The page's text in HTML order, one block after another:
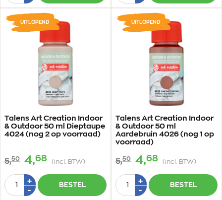
1
1
Talens Art Creation Indoor
& Outdoor 50 ml Dieptaupe
4024 (nog 2 op voorraad)
5,50 4,68 (incl. BTW)
UITLOPEND
Aantal
+Plus
-Min
BESTEL
Talens Art Creation Indoor
& Outdoor 50 ml
Aardebruin 4026 (nog 1 op
voorraad)
5,50 4,68 (incl. BTW)
UITLOPEND
Aantal
+Plus
-Min
BESTEL